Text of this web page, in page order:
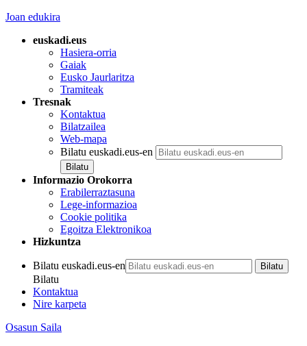
Joan edukira
euskadi.eus
Hasiera-orria
Gaiak
Eusko Jaurlaritza
Tramiteak
Tresnak
Kontaktua
Bilatzailea
Web-mapa
Bilatu euskadi.eus-en
Informazio Orokorra
Erabilerraztasuna
Lege-informazioa
Cookie politika
Egoitza Elektronikoa
Hizkuntza
Bilatu euskadi.eus-en
Bilatu
Kontaktua
Nire karpeta
Osasun Saila